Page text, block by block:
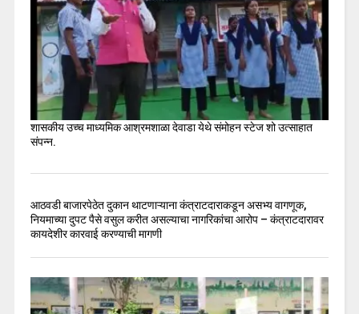
शासकीय उच्च माध्यमिक आश्रमशाळा देवाडा येथे संमोहन स्टेज शो उत्साहात
संपन्न.
आठवडी बाजारपेठेत दुकान थाटणाऱ्याना कंत्राटदाराकडून असभ्य वागणूक,
नियमाच्या दुपट पैसे वसुल करीत असल्याचा नागरिकांचा आरोप – कंत्राटदारावर
कायदेशीर कारवाई करण्याची मागणी